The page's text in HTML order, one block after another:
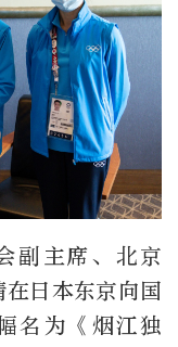
副主席、北京
日本东京向国
名为《烟江独